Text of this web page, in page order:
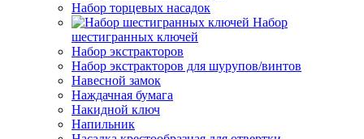
Набор торцевых насадок
Набор
шестигранных ключей
Набор экстракторов
Набор экстракторов для шурупов/винтов
Навесной замок
Наждачная бумага
Накидной ключ
Напильник